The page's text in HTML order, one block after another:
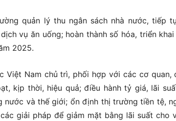
quản lý thu ngân sách nhà nước, tiếp
vụ ăn uống; hoàn thành số hóa, triển
2025.
Việt Nam chủ trì, phối hợp với các cơ
kịp thời, hiệu quả; điều hành tỷ giá, lãi
nước và thế giới; ổn định thị trường tiền tệ,
giải pháp để giảm mặt bằng lãi suất cho